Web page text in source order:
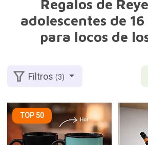
Regalos de
adolescentes de 16
para locos de
Filtros(3)
TOP 50